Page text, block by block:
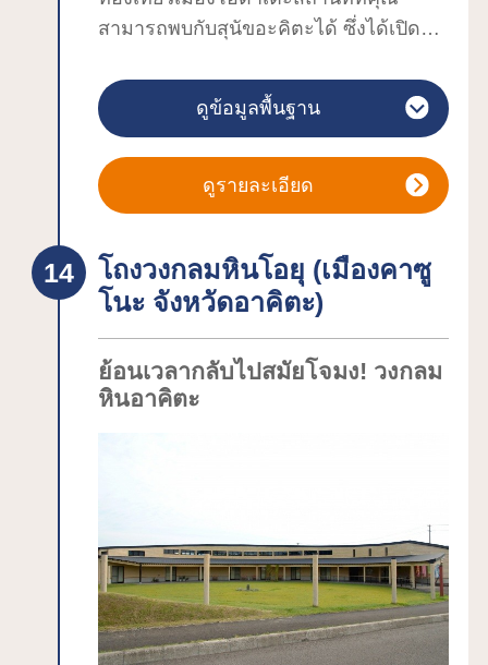
สามารถพบกับสุนัขอะคิตะได้ ซึ่งได้เปิดให้
ภายนอกของอาคารจะถูกจำลองตามแบบ
สถานีชิบูย่าในสมัยไทโชที่ “ฮาจิโกะ” สุนัข
รอคอยเจ้าของของมันทุกวันภายในนั้น
นอกจาก "ห้องจัดแสดงนิทรรศการสุนัข
ยังมี "พิพิธภัณฑ์สุนัขอะคิตะ” ที่จัดแสดง
เอกสารบันทึกที่เกี่ยวข้องกับสุนัขอะคิตะ
รวมทั้ง “มุมของฝาก” ด้วย
ดูข้อมูลพื้นฐาน
ดูรายละเอียด
โถงวงกลมหินโอยุ (เมืองคาซู
โนะ จังหวัดอาคิตะ)
ย้อนเวลากลับไปสมัยโจมง! วงกลม
หินอาคิตะ